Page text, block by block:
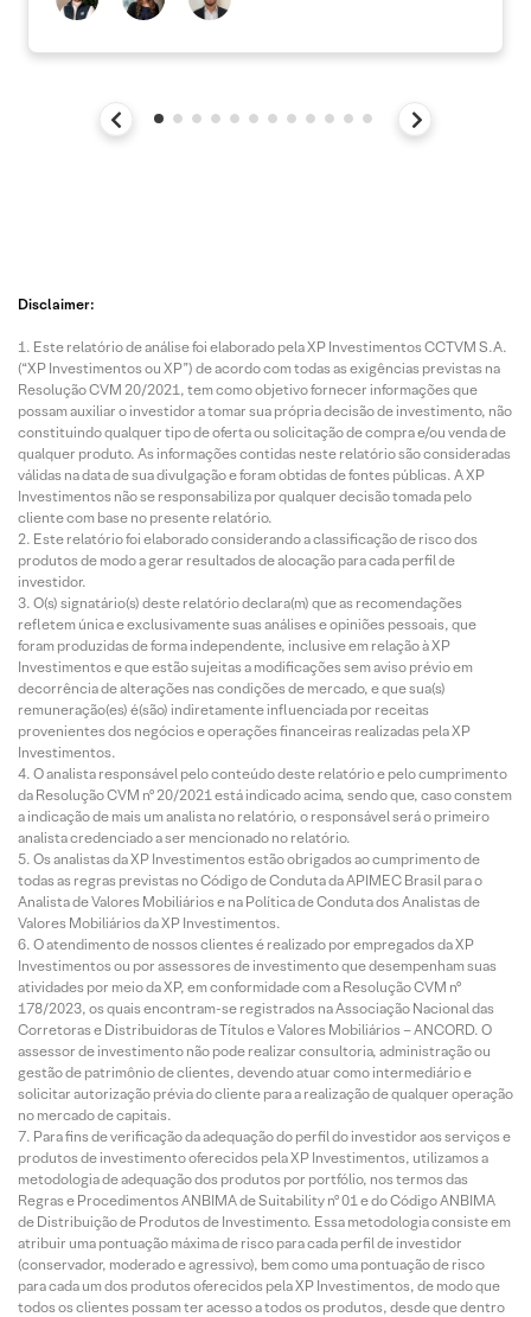
Disclaimer:
Este relatório de análise foi elaborado pela XP Investimentos CCTVM S.A.
(“XP Investimentos ou XP”) de acordo com todas as exigências previstas na
Resolução CVM 20/2021, tem como objetivo fornecer informações que
possam auxiliar o investidor a tomar sua própria decisão de investimento, não
constituindo qualquer tipo de oferta ou solicitação de compra e/ou venda de
qualquer produto. As informações contidas neste relatório são consideradas
válidas na data de sua divulgação e foram obtidas de fontes públicas. A XP
Investimentos não se responsabiliza por qualquer decisão tomada pelo
cliente com base no presente relatório.
Este relatório foi elaborado considerando a classificação de risco dos
produtos de modo a gerar resultados de alocação para cada perfil de
investidor.
O(s) signatário(s) deste relatório declara(m) que as recomendações
refletem única e exclusivamente suas análises e opiniões pessoais, que
foram produzidas de forma independente, inclusive em relação à XP
Investimentos e que estão sujeitas a modificações sem aviso prévio em
decorrência de alterações nas condições de mercado, e que sua(s)
remuneração(es) é(são) indiretamente influenciada por receitas
provenientes dos negócios e operações financeiras realizadas pela XP
Investimentos.
O analista responsável pelo conteúdo deste relatório e pelo cumprimento
da Resolução CVM nº 20/2021 está indicado acima, sendo que, caso constem
a indicação de mais um analista no relatório, o responsável será o primeiro
analista credenciado a ser mencionado no relatório.
Os analistas da XP Investimentos estão obrigados ao cumprimento de
todas as regras previstas no Código de Conduta da APIMEC Brasil para o
Analista de Valores Mobiliários e na Política de Conduta dos Analistas de
Valores Mobiliários da XP Investimentos.
O atendimento de nossos clientes é realizado por empregados da XP
Investimentos ou por assessores de investimento que desempenham suas
atividades por meio da XP, em conformidade com a Resolução CVM nº
178/2023, os quais encontram-se registrados na Associação Nacional das
Corretoras e Distribuidoras de Títulos e Valores Mobiliários – ANCORD. O
assessor de investimento não pode realizar consultoria, administração ou
gestão de patrimônio de clientes, devendo atuar como intermediário e
solicitar autorização prévia do cliente para a realização de qualquer operação
no mercado de capitais.
Para fins de verificação da adequação do perfil do investidor aos serviços e
produtos de investimento oferecidos pela XP Investimentos, utilizamos a
metodologia de adequação dos produtos por portfólio, nos termos das
Regras e Procedimentos ANBIMA de Suitability nº 01 e do Código ANBIMA
de Distribuição de Produtos de Investimento. Essa metodologia consiste em
atribuir uma pontuação máxima de risco para cada perfil de investidor
(conservador, moderado e agressivo), bem como uma pontuação de risco
para cada um dos produtos oferecidos pela XP Investimentos, de modo que
todos os clientes possam ter acesso a todos os produtos, desde que dentro